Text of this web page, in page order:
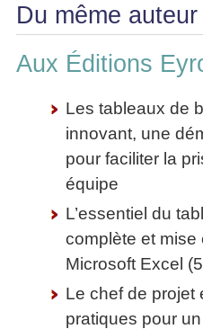
Du même auteur
Aux Éditions
Les tableaux de
innovant, une
pour faciliter la
équipe
L’essentiel du
complète et mise
Microsoft Excel
Le chef de projet
pratiques pour